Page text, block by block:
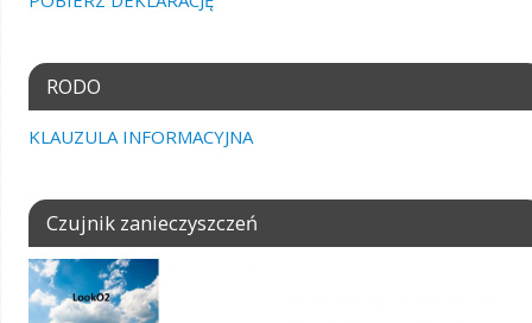
RODO
KLAUZULA INFORMACYJNA
Czujnik zanieczyszczeń